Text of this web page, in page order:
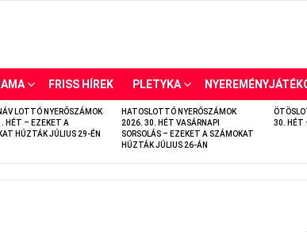
FRISS HÍREK PLETYKA
LOTTÓ NYERŐSZÁMOK
HÉT – EZEKET A
HÚZTÁK JÚLIUS 29-ÉN
HATOSLOTTÓ NYERŐSZÁMOK
2026. 30. HÉT VASÁRNAPI
SORSOLÁS – EZEKET A SZÁMOKAT
HÚZTÁK JÚLIUS 26-ÁN
30. HÉT